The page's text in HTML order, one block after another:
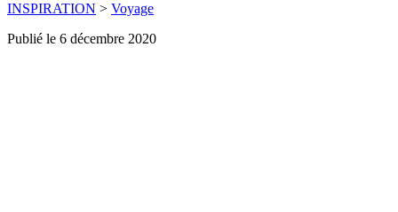
INSPIRATION > Voyage
Publié le 6 décembre 2020